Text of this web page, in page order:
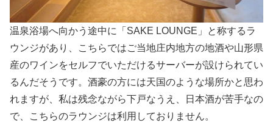
温泉浴場へ向かう途中に「SAKE LOUNGE」と称するラ
ウンジがあり、こちらではご当地庄内地方の地酒や山形県
産のワインをセルフでいただけるサーバーが設けられてい
るんだそうです。酒豪の方には天国のような場所かと思わ
れますが、私は残念ながら下戸なうえ、日本酒が苦手なの
で、こちらのラウンジは利用しておりません。